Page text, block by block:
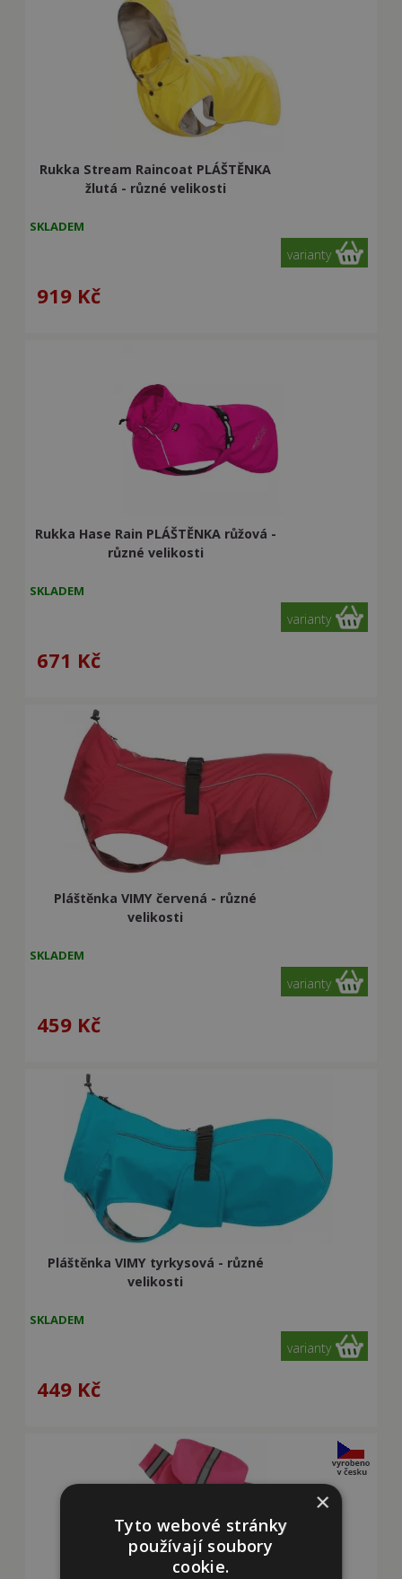
Rukka Stream Raincoat PLÁŠTĚNKA
žlutá - různé velikosti
SKLADEM
varianty
919 Kč
Rukka Hase Rain PLÁŠTĚNKA růžová -
různé velikosti
SKLADEM
varianty
671 Kč
Pláštěnka VIMY červená - různé
velikosti
SKLADEM
varianty
459 Kč
Pláštěnka VIMY tyrkysová - různé
velikosti
SKLADEM
varianty
449 Kč
×
Tyto webové stránky
používají soubory
cookie.